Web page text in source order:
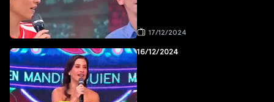
17/12/2024
16/12/2024